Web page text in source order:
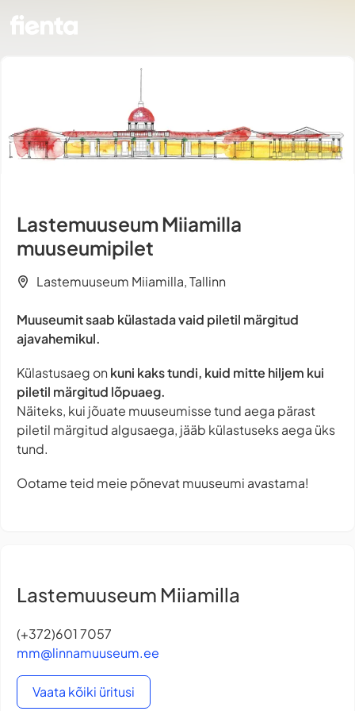
Lastemuuseum Miiamilla
muuseumipilet
Lastemuuseum Miiamilla, Tallinn
Muuseumit saab külastada vaid piletil märgitud
ajavahemikul.
Külastusaeg on kuni kaks tundi, kuid mitte hiljem kui
piletil märgitud lõpuaeg.
Näiteks, kui jõuate muuseumisse tund aega pärast
piletil märgitud algusaega, jääb külastuseks aega üks
tund.
Ootame teid meie põnevat muuseumi avastama!
Lastemuuseum Miiamilla
(+372)601 7057
mm@linnamuuseum.ee
Vaata kõiki üritusi